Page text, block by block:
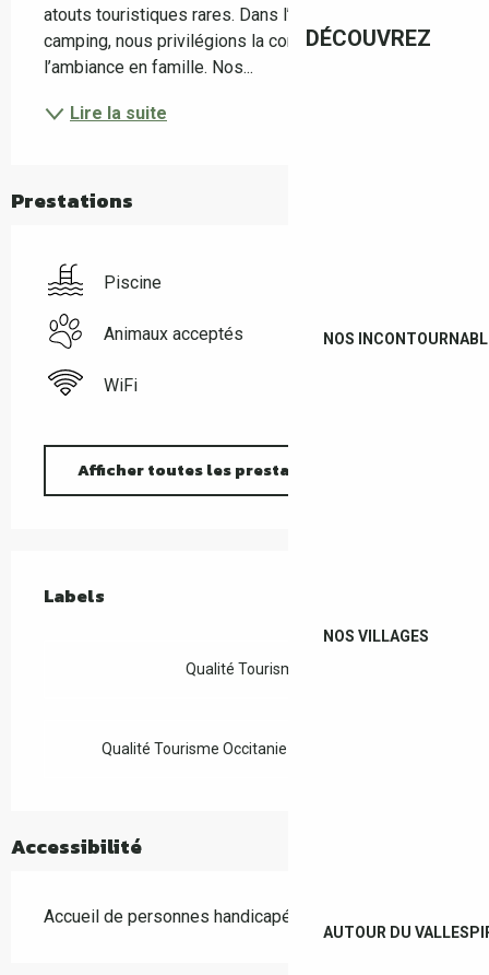
DÉCOUVREZ
NOS
NOS VILLAGES
AUTOUR DU
atouts touristiques rares. Dans l’enceinte du
camping, nous privilégions la convivialité et
l’ambiance en famille. Nos...
Lire la suite
Prestations
Piscine
Animaux acceptés
WiFi
Afficher toutes les prestations
Labels
Labels
Qualité Tourisme
Qualité Tourisme Occitanie Sud de France
Accessibilité
Accueil de personnes handicapées